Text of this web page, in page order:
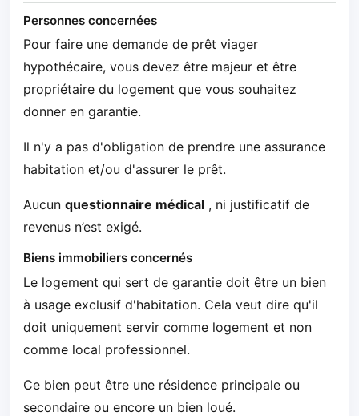
Personnes concernées
Pour faire une demande de prêt viager
hypothécaire, vous devez être majeur et être
propriétaire du logement que vous souhaitez
donner en garantie.
Il n'y a pas d'obligation de prendre une assurance
habitation et/ou d'assurer le prêt.
Aucun questionnaire médical , ni justificatif de
revenus n’est exigé.
Biens immobiliers concernés
Le logement qui sert de garantie doit être un bien
à usage exclusif d'habitation. Cela veut dire qu'il
doit uniquement servir comme logement et non
comme local professionnel.
Ce bien peut être une résidence principale ou
secondaire ou encore un bien loué.